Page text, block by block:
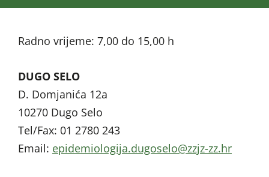
Radno vrijeme: 7,00 do 15,00 h
DUGO SELO
D. Domjanića 12a
10270 Dugo Selo
Tel/Fax: 01 2780 243
Email:
rh.zz-zjzz
@olesogud.ajigoloimedipe